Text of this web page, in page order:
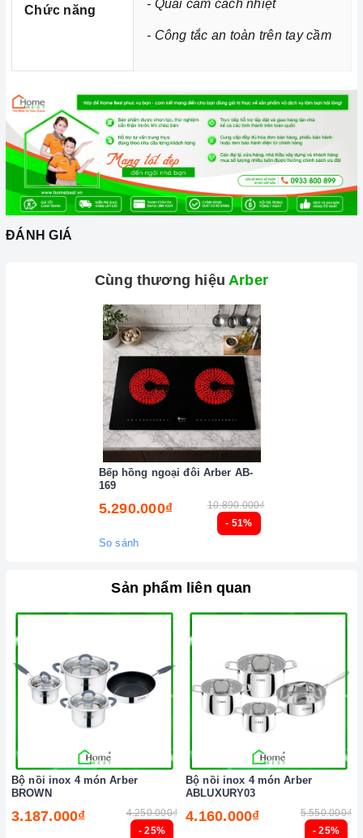
Chức năng
- Quai cầm cách nhiệt
- Công tắc an toàn trên tay cầm
ĐÁNH GIÁ
Cùng thương hiệuArber
- 51%
Bếp hồng ngoại đôi Arber AB-
169
5.290.000₫ 10.890.000₫
So sánh
Sản phẩm liên quan
- 25%
Bộ nồi inox 4 món Arber
BROWN
3.187.000₫ 4.250.000₫
- 25%
Bộ nồi inox 4 món Arber
ABLUXURY03
4.160.000₫ 5.550.000₫